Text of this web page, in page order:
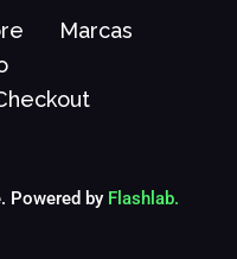
Marcas
Powered by Flashlab.